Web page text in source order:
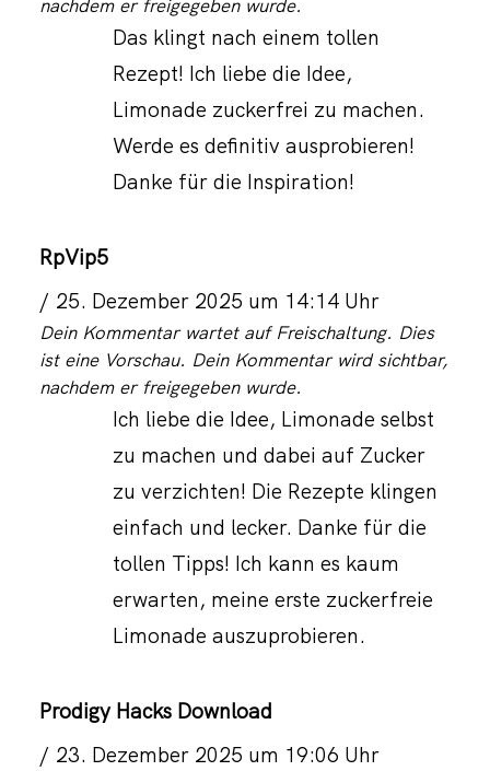
nachdem er freigegeben wurde.
Das klingt nach einem tollen
Rezept! Ich liebe die Idee,
Limonade zuckerfrei zu machen.
Werde es definitiv ausprobieren!
Danke für die Inspiration!
RpVip5
25. Dezember 2025 um 14:14 Uhr
Dein Kommentar wartet auf Freischaltung. Dies
ist eine Vorschau. Dein Kommentar wird sichtbar,
nachdem er freigegeben wurde.
Ich liebe die Idee, Limonade selbst
zu machen und dabei auf Zucker
zu verzichten! Die Rezepte klingen
einfach und lecker. Danke für die
tollen Tipps! Ich kann es kaum
erwarten, meine erste zuckerfreie
Limonade auszuprobieren.
Prodigy Hacks Download
23. Dezember 2025 um 19:06 Uhr